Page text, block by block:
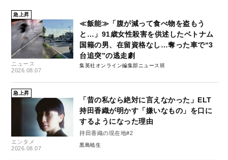
急上昇
ニュース
2026.08.07
≪飯能≫「腹が減って食べ物を盗もう
と…」91歳女性殺害を供述したベトナム
国籍の男、在留資格なし…奪った車で“3
台追突”の逃走劇
集英社オンライン編集部ニュース班
急上昇
エンタメ
2026.08.07
「昔の私なら絶対に言えなかった」ELT
持田香織が明かす「嫌いなもの」を口に
するようになった理由
持田香織の現在地#2
黒島暁生